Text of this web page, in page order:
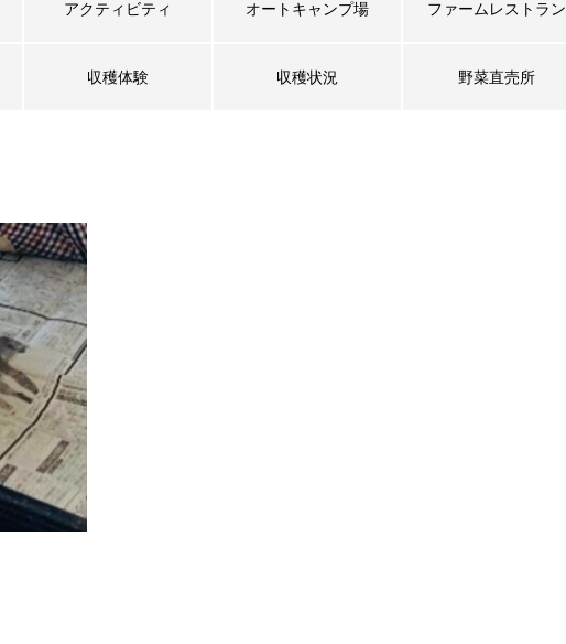
アクティビティ オートキャンプ場 ファームレストラン
収穫体験 収穫状況 野菜直売所